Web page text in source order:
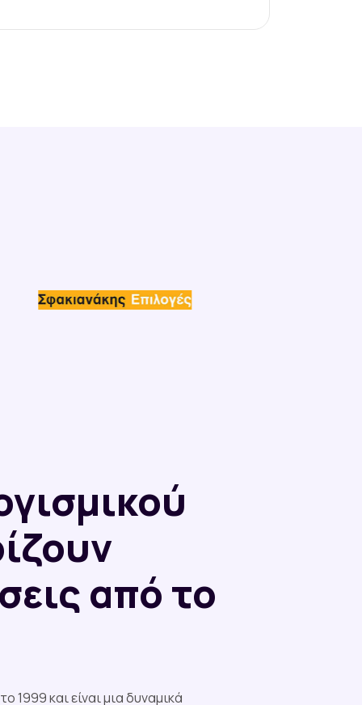
από το
1999 και είναι μια δυναμικά